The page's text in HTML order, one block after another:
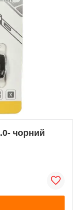
чорний